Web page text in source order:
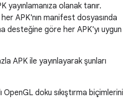
yayınlamanıza olanak tanır.
APK'nın manifest dosyasında
desteğine göre her APK'yı uygun
APK ile yayınlayarak şunları
doku sıkıştırma biçimlerini